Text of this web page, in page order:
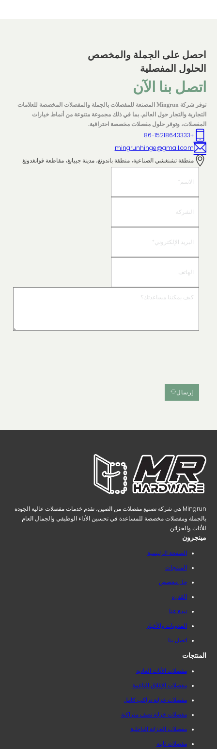
احصل على الجملة والمخصص
الحلول المفصلية
اتصل بنا الآن
توفر شركة Mingrun المصنعة للمفصلات بالجملة والمفصلات المخصصة للعلامات
التجارية والتجار حول العالم. بما في ذلك مجموعة متنوعة من أنماط خيارات
المفصلات، وتوفر حلول مفصلات مخصصة احترافية.
+86-15218643333
mingrunhinge@gmail.com
منطقة تشنغشي الصناعية، منطقة باندونغ، مدينة جييانغ، مقاطعة قوانغدونغ
إرسال
Mingrun هي شركة تصنيع مفصلات من الصين، تقدم خدمات مفصلات عالية الجودة
بالجملة ومفصلات مخصصة للمساعدة في تحسين الأداء الوظيفي والجمال العام
للأثاث والخزائن.
مينجرون
الصفحة الرئيسية
المنتجات
حل مخصص
القدرة
نبذة عنا
المدونات والأخبار
اتصل بنا
المنتجات
مفصلات الأثاث العادية
مفصلات الإغلاق الناعمة
مفصلات خزانة تراكب كامل
مفصلات خزانة نصف متراكبة
مفصلات الخزانة الداخلية
مفصلات ثابتة